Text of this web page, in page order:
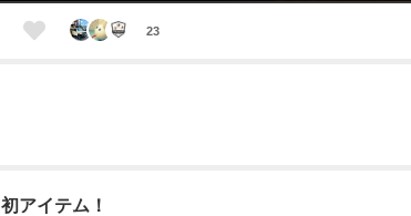
23
初アイテム！